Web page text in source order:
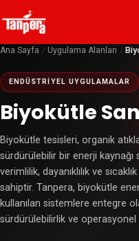
Ana Sayfa / Uygulama Alanları /
ENDÜSTRIYEL UYGULAMALAR
Biyokütle
Biyokütle tesisleri, organik
sürdürülebilir bir enerji kaynağı
verimlilik, dayanıklılık ve
sahiptir. Tanpera, biyokütle
kullanılan sistemlere entegre
sürdürülebilirlik ve operasyonel